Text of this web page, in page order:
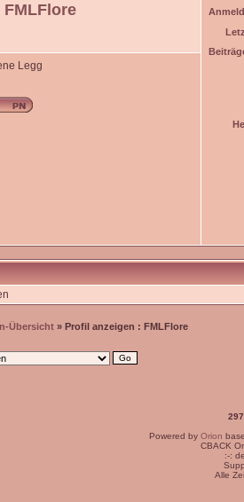
FMLFlore
Legg
Übersicht » Profil anzeigen : FMLFlore
Powered by Orion
CBACK
:-:
Alle